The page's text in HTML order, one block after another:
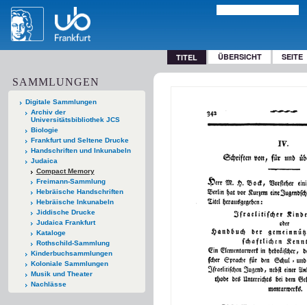
TITEL ÜBERSICHT SEITE
SAMMLUNGEN
Digitale Sammlungen
Archiv der
Universitätsbibliothek JCS
Biologie
Frankfurt und Seltene Drucke
Handschriften und Inkunabeln
Judaica
Compact Memory
Freimann-Sammlung
Hebräische Handschriften
Hebräische Inkunabeln
Jiddische Drucke
Judaica Frankfurt
Kataloge
Rothschild-Sammlung
Kinderbuchsammlungen
Koloniale Sammlungen
Musik und Theater
Nachlässe